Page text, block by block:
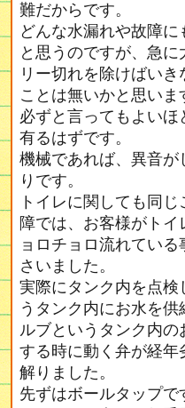
難だからです。
どんな水漏れや故障
と思うのですが、急
リー切れを除けばい
ことは無いかと思いま
必ずと言ってもよい
有るはずです。
機械であれば、異音が
りです。
トイレに関しても同
障では、お客様がト
ョロチョロ流れてい
さいました。
実際にタンク内を点
うタンク内にお水を
ルブというタンク内の
する時に動く弁が経
解りました。
先ずはボールタップ